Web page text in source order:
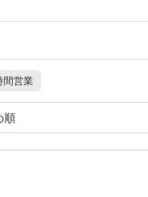
間営業